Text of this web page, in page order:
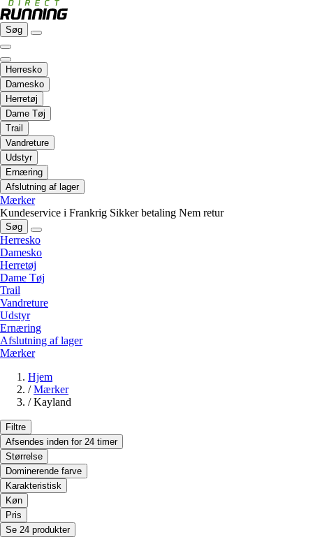
Søg
Herresko
Damesko
Herretøj
Dame Tøj
Trail
Vandreture
Udstyr
Ernæring
Afslutning af lager
Mærker
Kundeservice i Frankrig Sikker betaling Nem retur
Søg
Herresko
Damesko
Herretøj
Dame Tøj
Trail
Vandreture
Udstyr
Ernæring
Afslutning af lager
Mærker
Hjem
/ Mærker
/ Kayland
Filtre
Afsendes inden for 24 timer
Størrelse
Dominerende farve
Karakteristisk
Køn
Pris
Se 24 produkter